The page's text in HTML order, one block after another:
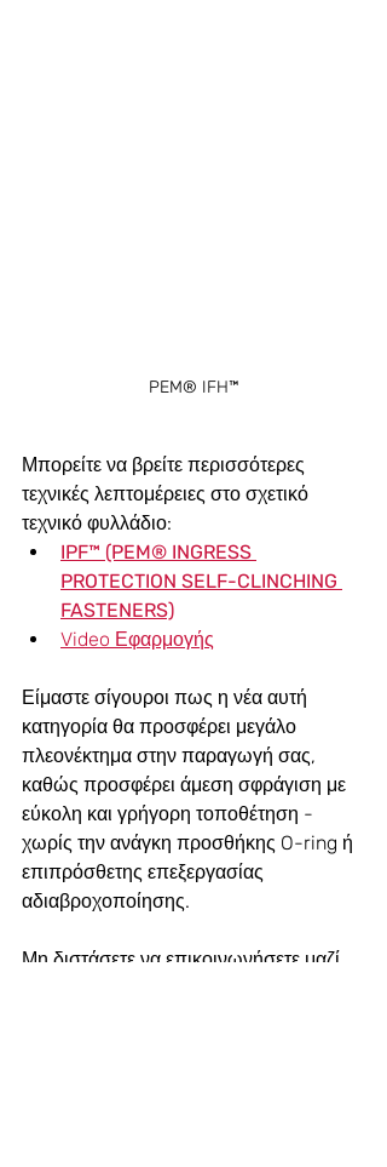
PEM® IFH™
Μπορείτε να βρείτε περισσότερες
τεχνικές λεπτομέρειες στο σχετικό
τεχνικό φυλλάδιο:
IPF™ (PEM® INGRESS
PROTECTION SELF-CLINCHING
FASTENERS)
Video Εφαρμογής
Είμαστε σίγουροι πως η νέα αυτή
κατηγορία θα προσφέρει μεγάλο
πλεονέκτημα στην παραγωγή σας,
καθώς προσφέρει άμεση σφράγιση με
εύκολη και γρήγορη τοποθέτηση -
χωρίς την ανάγκη προσθήκης O-ring ή
επιπρόσθετης επεξεργασίας
αδιαβροχοποίησης.
Μη διστάσετε να επικοινωνήσετε μαζί